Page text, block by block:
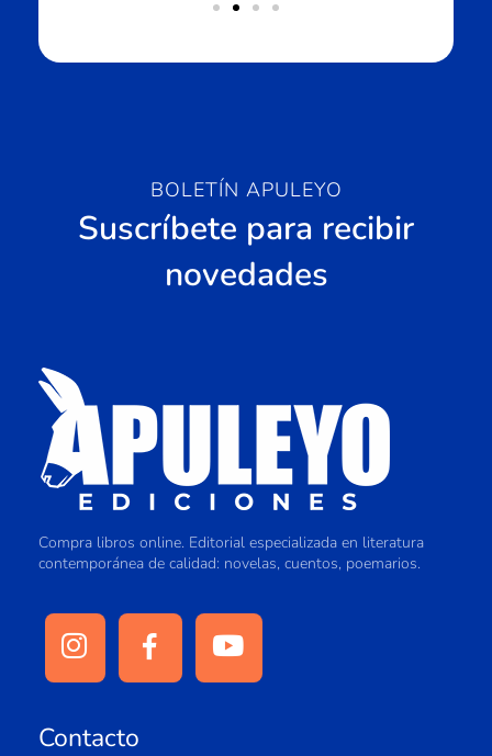
BOLETÍN APULEYO
Suscríbete para recibir
novedades
Compra libros online. Editorial especializada en literatura
contemporánea de calidad: novelas, cuentos, poemarios.
Contacto